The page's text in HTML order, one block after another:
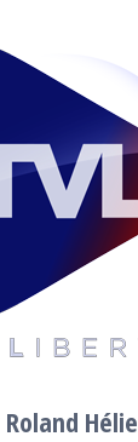
Roland Hélie